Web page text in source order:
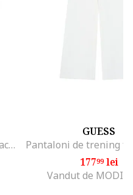
Tricou din amestec de bumbac cu imprimeu logo, Alb
GUESS
17799lei
Vandut de